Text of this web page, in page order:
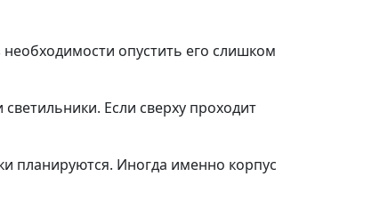
опустить его слишком
Если сверху проходит
планируются. Иногда именно корпус